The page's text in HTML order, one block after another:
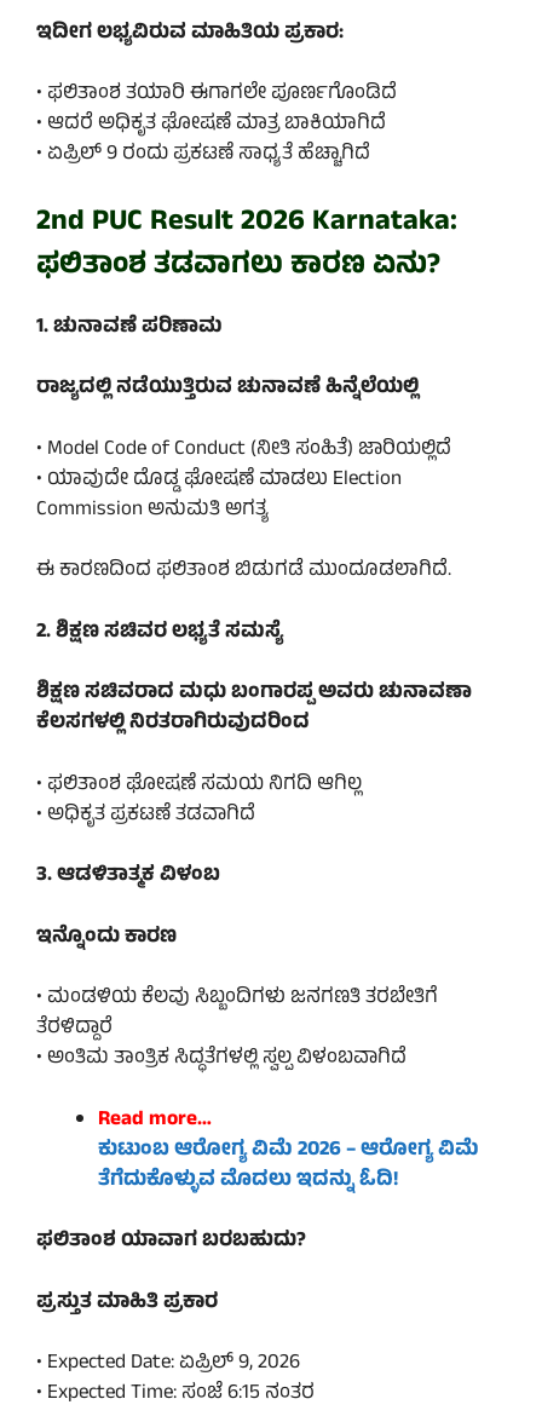
ಇದೀಗ ಲಭ್ಯವಿರುವ ಮಾಹಿತಿಯ ಪ್ರಕಾರ:
• ಫಲಿತಾಂಶ ತಯಾರಿ ಈಗಾಗಲೇ ಪೂರ್ಣಗೊಂಡಿದೆ
• ಆದರೆ ಅಧಿಕೃತ ಘೋಷಣೆ ಮಾತ್ರ ಬಾಕಿಯಾಗಿದೆ
• ಏಪ್ರಿಲ್ 9 ರಂದು ಪ್ರಕಟಣೆ ಸಾಧ್ಯತೆ ಹೆಚ್ಚಾಗಿದೆ
2nd PUC Result 2026 Karnataka:
ಫಲಿತಾಂಶ ತಡವಾಗಲು ಕಾರಣ ಏನು?
1. ಚುನಾವಣೆ ಪರಿಣಾಮ
ರಾಜ್ಯದಲ್ಲಿ ನಡೆಯುತ್ತಿರುವ ಚುನಾವಣೆ ಹಿನ್ನೆಲೆಯಲ್ಲಿ
• Model Code of Conduct (ನೀತಿ ಸಂಹಿತೆ) ಜಾರಿಯಲ್ಲಿದೆ
• ಯಾವುದೇ ದೊಡ್ಡ ಘೋಷಣೆ ಮಾಡಲು Election
Commission ಅನುಮತಿ ಅಗತ್ಯ
ಈ ಕಾರಣದಿಂದ ಫಲಿತಾಂಶ ಬಿಡುಗಡೆ ಮುಂದೂಡಲಾಗಿದೆ.
2. ಶಿಕ್ಷಣ ಸಚಿವರ ಲಭ್ಯತೆ ಸಮಸ್ಯೆ
ಶಿಕ್ಷಣ ಸಚಿವರಾದ ಮಧು ಬಂಗಾರಪ್ಪ ಅವರು ಚುನಾವಣಾ
ಕೆಲಸಗಳಲ್ಲಿ ನಿರತರಾಗಿರುವುದರಿಂದ
• ಫಲಿತಾಂಶ ಘೋಷಣೆ ಸಮಯ ನಿಗದಿ ಆಗಿಲ್ಲ
• ಅಧಿಕೃತ ಪ್ರಕಟಣೆ ತಡವಾಗಿದೆ
3. ಆಡಳಿತಾತ್ಮಕ ವಿಳಂಬ
ಇನ್ನೊಂದು ಕಾರಣ
• ಮಂಡಳಿಯ ಕೆಲವು ಸಿಬ್ಬಂದಿಗಳು ಜನಗಣತಿ ತರಬೇತಿಗೆ
ತೆರಳಿದ್ದಾರೆ
• ಅಂತಿಮ ತಾಂತ್ರಿಕ ಸಿದ್ಧತೆಗಳಲ್ಲಿ ಸ್ವಲ್ಪ ವಿಳಂಬವಾಗಿದೆ
Read more…
ಕುಟುಂಬ ಆರೋಗ್ಯ ವಿಮೆ 2026 – ಆರೋಗ್ಯ ವಿಮೆ
ತೆಗೆದುಕೊಳ್ಳುವ ಮೊದಲು ಇದನ್ನು ಓದಿ!
ಫಲಿತಾಂಶ ಯಾವಾಗ ಬರಬಹುದು?
ಪ್ರಸ್ತುತ ಮಾಹಿತಿ ಪ್ರಕಾರ
• Expected Date: ಏಪ್ರಿಲ್ 9, 2026
• Expected Time: ಸಂಜೆ 6:15 ನಂತರ